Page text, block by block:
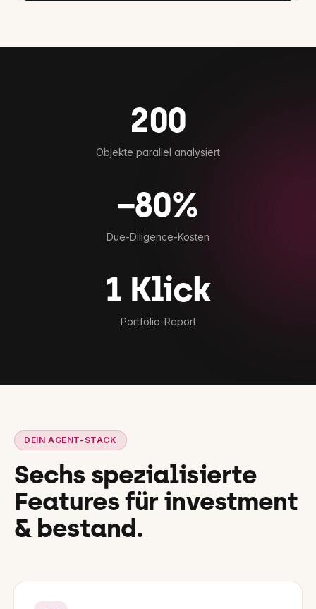
200
Objekte parallel analysiert
−80%
Due-Diligence-Kosten
1 Klick
Portfolio-Report
DEIN AGENT-STACK
Sechs spezialisierte
Features für investment
& bestand.